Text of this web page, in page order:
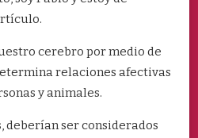
cerebro por medio de
relaciones afectivas
y animales.
deberían ser considerados